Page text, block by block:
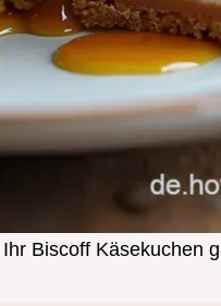
Biscoff Käsekuchen